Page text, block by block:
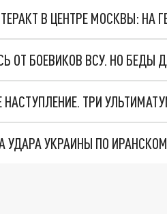
В ЦЕНТРЕ МОСКВЫ: НА
ОТ БОЕВИКОВ ВСУ. НО БЕДЫ
УДАРА УКРАИНЫ ПО